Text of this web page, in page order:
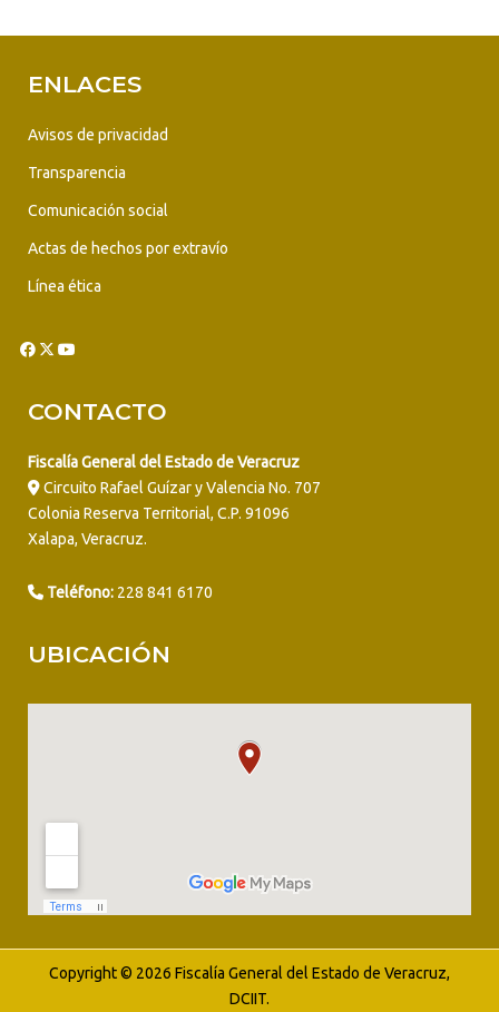
ENLACES
Avisos de privacidad
Transparencia
Comunicación social
Actas de hechos por extravío
Línea ética
CONTACTO
Fiscalía General del Estado de Veracruz
Circuito Rafael Guízar y Valencia No. 707
Colonia Reserva Territorial, C.P. 91096
Xalapa, Veracruz.
Teléfono: 228 841 6170
UBICACIÓN
Copyright © 2026 Fiscalía General del Estado de Veracruz,
DCIIT.